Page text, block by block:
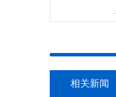
相关新闻